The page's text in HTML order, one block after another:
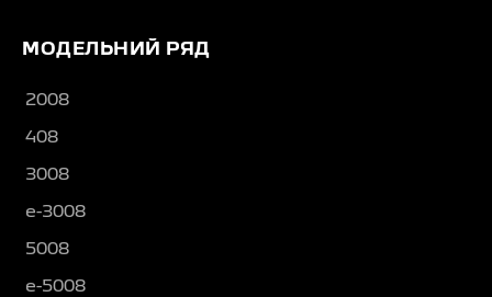
МОДЕЛЬНИЙ РЯД
2008
408
3008
e-3008
5008
e-5008